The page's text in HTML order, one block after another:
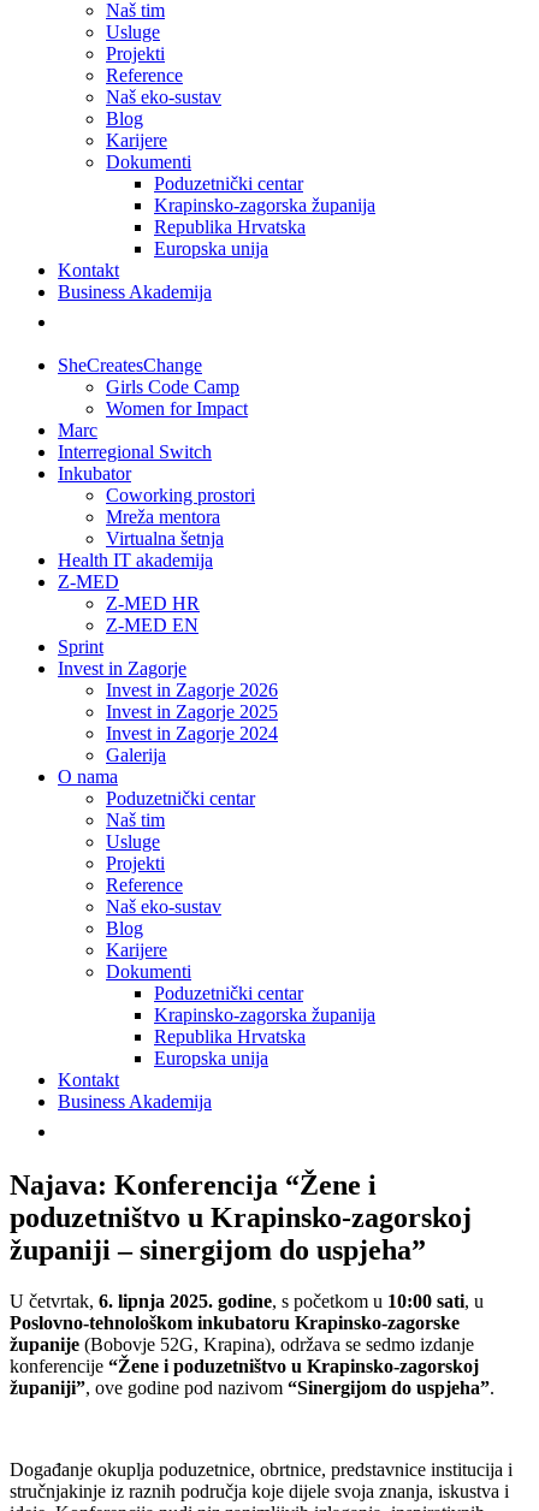
Naš tim
Usluge
Projekti
Reference
Naš eko-sustav
Blog
Karijere
Dokumenti
Poduzetnički centar
Krapinsko-zagorska županija
Republika Hrvatska
Europska unija
Kontakt
Business Akademija
SheCreatesChange
Girls Code Camp
Women for Impact
Marc
Interregional Switch
Inkubator
Coworking prostori
Mreža mentora
Virtualna šetnja
Health IT akademija
Z-MED
Z-MED HR
Z-MED EN
Sprint
Invest in Zagorje
Invest in Zagorje 2026
Invest in Zagorje 2025
Invest in Zagorje 2024
Galerija
O nama
Poduzetnički centar
Naš tim
Usluge
Projekti
Reference
Naš eko-sustav
Blog
Karijere
Dokumenti
Poduzetnički centar
Krapinsko-zagorska županija
Republika Hrvatska
Europska unija
Kontakt
Business Akademija
Najava: Konferencija “Žene i
poduzetništvo u Krapinsko-zagorskoj
županiji – sinergijom do uspjeha”
U četvrtak, 6. lipnja 2025. godine, s početkom u 10:00 sati, u
Poslovno-tehnološkom inkubatoru Krapinsko-zagorske
županije (Bobovje 52G, Krapina), održava se sedmo izdanje
konferencije “Žene i poduzetništvo u Krapinsko-zagorskoj
županiji”, ove godine pod nazivom “Sinergijom do uspjeha”.
Događanje okuplja poduzetnice, obrtnice, predstavnice institucija i
stručnjakinje iz raznih područja koje dijele svoja znanja, iskustva i